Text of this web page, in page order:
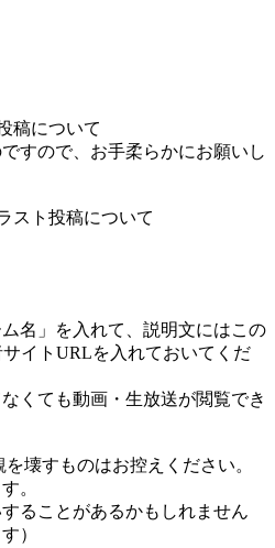
稿について
すので、お手柔らかにお願いし
スト投稿について
名」を入れて、説明文にはこの
イトURLを入れておいてくだ
くても動画・生放送が閲覧でき
壊すものはお控えください。
。
ることがあるかもしれません
）